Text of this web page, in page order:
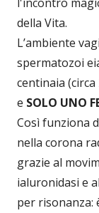
della Vita.
L’ambiente
spermatozoi
centinaia
e SOLO UNO
Così funziona
nella corona
grazie al
ialuronidasi e
per risonanza: